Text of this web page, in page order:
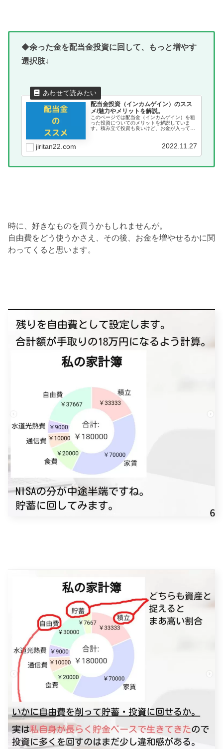
◆余った金を配当金投資に回して、もっと増やす
選択肢↓
配当金投資（インカムゲイン）のスス
メ/魅力やメリットを解説。
このページでは配当金（インカムゲイン）を狙
った投資についてのメリットを解説していま
す。積み立て投資も良いけど、お金が入ってく
jiritan22.com 2022.11.27
時に、好きなものを買うかもしれませんが。
自由費をどう使うかさえ、その後、お金を増やせるかに関
わってくると思います。